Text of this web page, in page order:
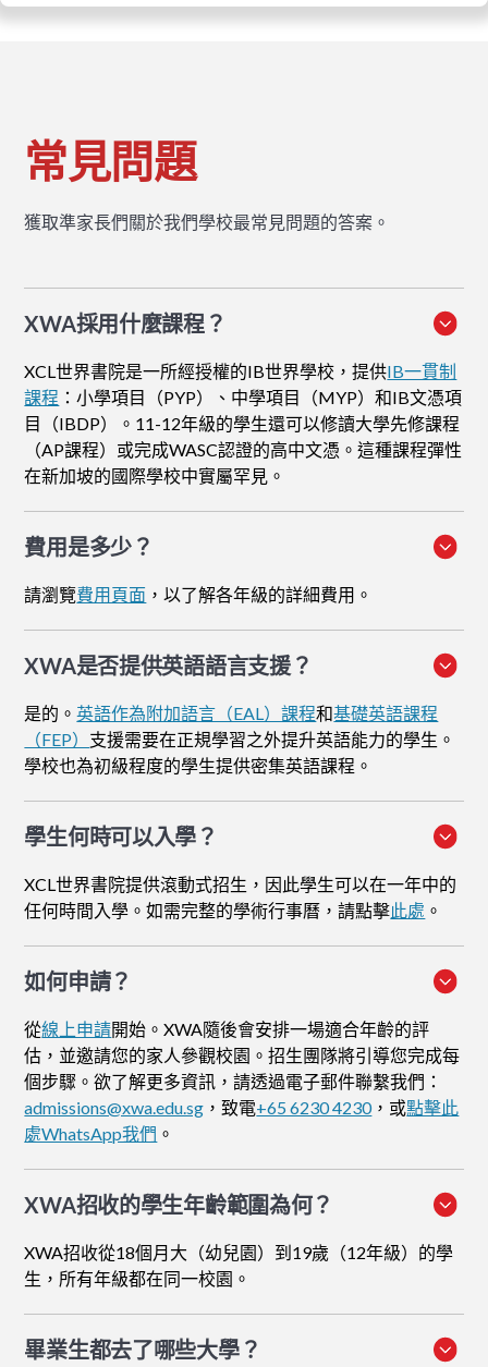
常見問題
獲取準家長們關於我們學校最常見問題的答案。
XWA採用什麼課程？
XCL世界書院是一所經授權的IB世界學校，提供IB一貫制
課程 ：小學項目（PYP）、中學項目（MYP）和IB文憑項
目（IBDP）。11-12年級的學生還可以修讀大學先修課程
（AP課程）或完成WASC認證的高中文憑。這種課程彈性
在新加坡的國際學校中實屬罕見。
費用是多少？
請瀏覽費用頁面 ，以了解各年級的詳細費用。
XWA是否提供英語語言支援？
是的。英語作為附加語言（EAL）課程和基礎英語課程
（FEP） 支援需要在正規學習之外提升英語能力的學生。
學校也為初級程度的學生提供密集英語課程。
學生何時可以入學？
XCL世界書院提供滾動式招生，因此學生可以在一年中的
任何時間入學。如需完整的學術行事曆，請點擊此處 。
如何申請？
從線上申請開始。XWA隨後會安排一場適合年齡的評
估，並邀請您的家人參觀校園。招生團隊將引導您完成每
個步驟。欲了解更多資訊，請透過電子郵件聯繫我們：
admissions@xwa.edu.sg ，致電+65 6230 4230，或點擊此
處WhatsApp我們 。
XWA招收的學生年齡範圍為何？
XWA招收從18個月大（幼兒園）到19歲（12年級）的學
生，所有年級都在同一校園。
畢業生都去了哪些大學？